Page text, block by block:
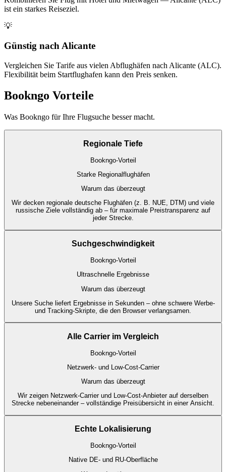
ist ein starkes Reiseziel.
💡
Günstig nach Alicante
Vergleichen Sie Tarife aus vielen Abflughäfen nach Alicante (ALC).
Flexibilität beim Startflughafen kann den Preis senken.
Bookngo Vorteile
Was Bookngo für Ihre Flugsuche besser macht.
Regionale Tiefe
Bookngo-Vorteil
Starke Regionalflughäfen
Warum das überzeugt
Wir decken regionale deutsche Flughäfen (z. B. NUE, DTM) und viele
russische Ziele vollständig ab – für maximale Preistransparenz auf
jeder Strecke.
Suchgeschwindigkeit
Bookngo-Vorteil
Ultraschnelle Ergebnisse
Warum das überzeugt
Unsere Suche liefert Ergebnisse in Sekunden – ohne schwere Werbe-
und Tracking-Skripte, die den Browser verlangsamen.
Alle Carrier im Vergleich
Bookngo-Vorteil
Netzwerk- und Low-Cost-Carrier
Warum das überzeugt
Wir zeigen Netzwerk-Carrier und Low-Cost-Anbieter auf derselben
Strecke nebeneinander – vollständige Preisübersicht in einer Ansicht.
Echte Lokalisierung
Bookngo-Vorteil
Native DE- und RU-Oberfläche